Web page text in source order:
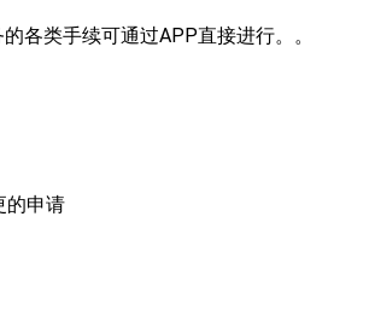
各类手续可通过APP直接进行。。
的申请